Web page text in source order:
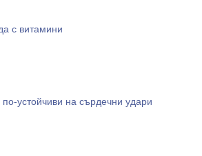
с витамини
устойчиви на сърдечни удари